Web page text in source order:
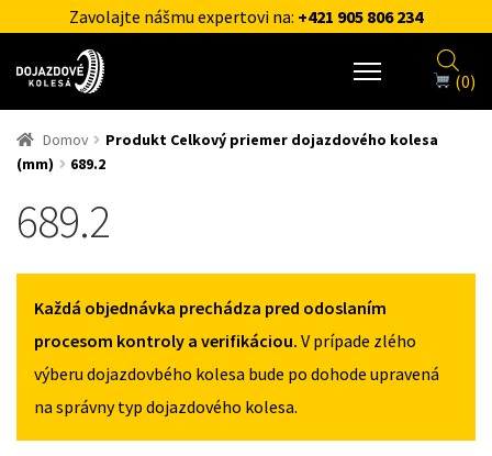
Zavolajte nášmu expertovi na: +421 905 806 234
(0)
Domov
Produkt Celkový priemer dojazdového kolesa
(mm)
689.2
689.2
Každá objednávka prechádza pred odoslaním
procesom kontroly a verifikáciou. V prípade zlého
výberu dojazdovbého kolesa bude po dohode upravená
na správny typ dojazdového kolesa.